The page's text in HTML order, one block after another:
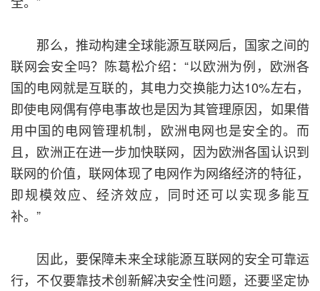
那么，推动构建全球能源互联网后，国家之间的
联网会安全吗？陈葛松介绍：“以欧洲为例，欧洲各
国的电网就是互联的，其电力交换能力达10%左右，
即使电网偶有停电事故也是因为其管理原因，如果借
用中国的电网管理机制，欧洲电网也是安全的。而
且，欧洲正在进一步加快联网，因为欧洲各国认识到
联网的价值，联网体现了电网作为网络经济的特征，
即规模效应、经济效应，同时还可以实现多能互
补。”
因此，要保障未来全球能源互联网的安全可靠运
行，不仅要靠技术创新解决安全性问题，还要坚定协